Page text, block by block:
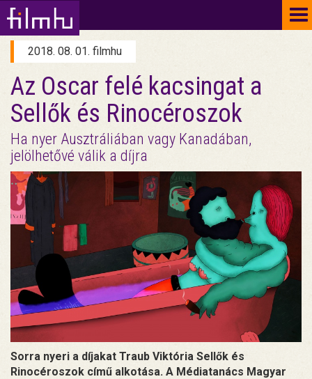
2018. 08. 01. filmhu
Az Oscar felé kacsingat a
Sellők és Rinocéroszok
Ha nyer Ausztráliában vagy Kanadában,
jelölhetővé válik a díjra
Sorra nyeri a díjakat Traub Viktória Sellők és
Rinocéroszok című alkotása. A Médiatanács Magyar